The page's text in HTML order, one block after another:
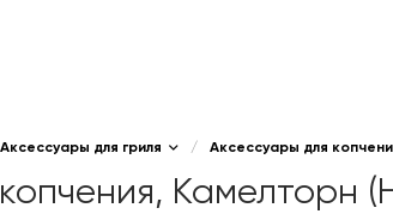
Аксессуары для гриля / Аксессуары для
Камелторн